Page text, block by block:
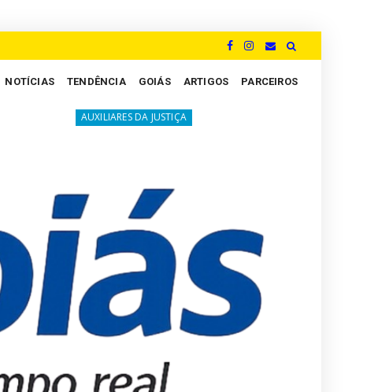
NOTÍCIAS TENDÊNCIA GOIÁS ARTIGOS PARCEIROS
A luta silenciosa dos Peritos: um grito por justiça e